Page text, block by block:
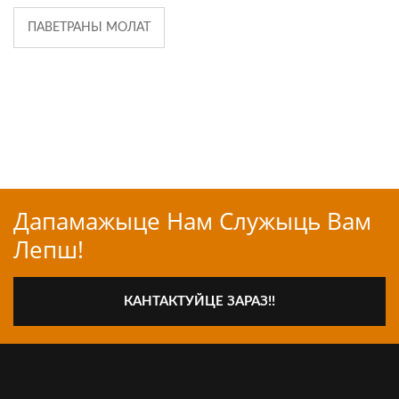
ПАВЕТРАНЫ МОЛАТ
Дапамажыце Нам Служыць Вам
Лепш!
КАНТАКТУЙЦЕ ЗАРАЗ!!